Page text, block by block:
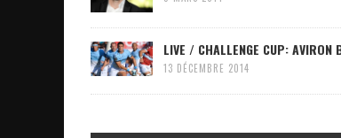
LIVE / CHALLENGE CUP: AVIRON
13 DÉCEMBRE 2014